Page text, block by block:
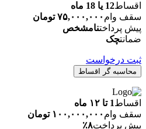
اقساط12 یا 18 ماه
سقف وام ۷۵,۰۰۰,۰۰۰ تومان
پیش پرداختنامشخص
ضمانتچک
ثبت درخواست
محاسبه گر اقساط
اقساط1 تا ۱۲ ماه
سقف وام ۱۰۰,۰۰۰,۰۰۰ تومان
پیش پرداخت۸٪